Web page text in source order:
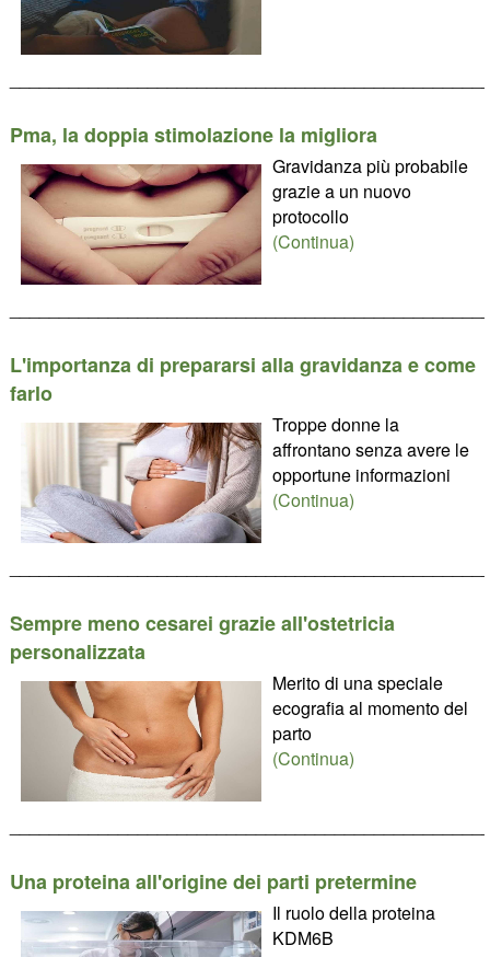
Pma, la doppia stimolazione la migliora
Gravidanza più probabile
grazie a un nuovo
protocollo
(Continua)
L'importanza di prepararsi alla gravidanza e come
farlo
Troppe donne la
affrontano senza avere le
opportune informazioni
(Continua)
Sempre meno cesarei grazie all'ostetricia
personalizzata
Merito di una speciale
ecografia al momento del
parto
(Continua)
Una proteina all'origine dei parti pretermine
Il ruolo della proteina
KDM6B